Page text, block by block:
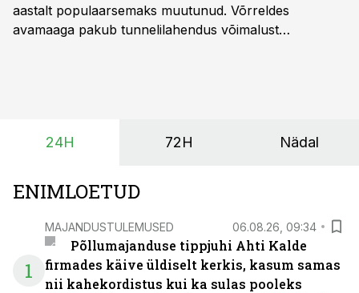
aastalt populaarsemaks muutunud. Võrreldes
avamaaga pakub tunnelilahendus võimalust
24H 72H Nädal
ENIMLOETUD
1
MAJANDUSTULEMUSED 06.08.26, 09:34
Põllumajanduse tippjuhi Ahti Kalde
firmades käive üldiselt kerkis, kasum samas
nii kahekordistus kui ka sulas pooleks